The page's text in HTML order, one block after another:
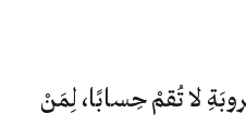
لا تُقمْ حِسابًا، لِمَنْ